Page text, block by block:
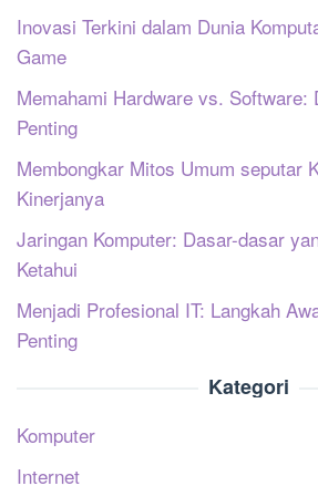
Inovasi Terkini dalam Dunia
Game
Memahami Hardware vs. Software:
Penting
Membongkar Mitos Umum seputar
Kinerjanya
Jaringan Komputer: Dasar-dasar
Ketahui
Menjadi Profesional IT: Langkah
Penting
Kategori
Komputer
Internet